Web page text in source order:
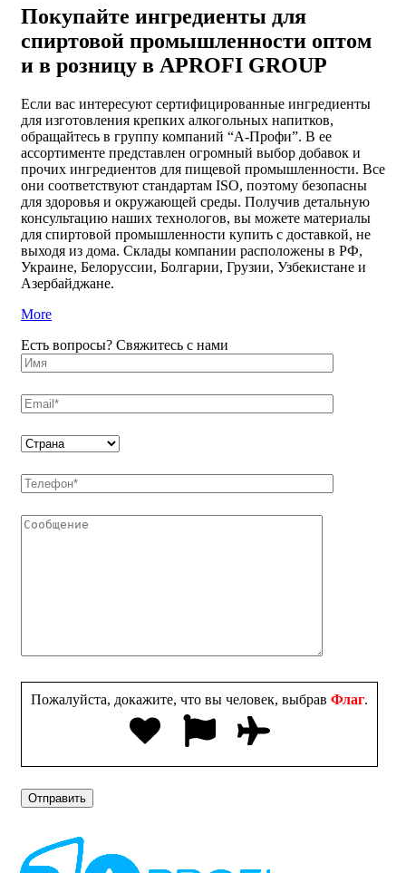
Покупайте ингредиенты для
спиртовой промышленности оптом
и в розницу в APROFI GROUP
Если вас интересуют сертифицированные ингредиенты
для изготовления крепких алкогольных напитков,
обращайтесь в группу компаний “А-Профи”. В ее
ассортименте представлен огромный выбор добавок и
прочих ингредиентов для пищевой промышленности. Все
они соответствуют стандартам ISO, поэтому безопасны
для здоровья и окружающей среды. Получив детальную
консультацию наших технологов, вы можете материалы
для спиртовой промышленности купить с доставкой, не
выходя из дома. Склады компании расположены в РФ,
Украине, Белоруссии, Болгарии, Грузии, Узбекистане и
Азербайджане.
More
Есть вопросы? Свяжитесь с нами
Пожалуйста, докажите, что вы человек, выбрав Флаг.